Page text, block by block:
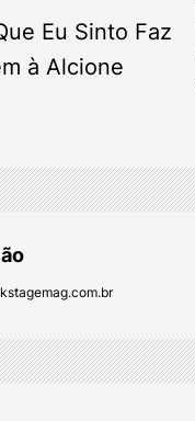
Eu Sinto Faz
à Alcione